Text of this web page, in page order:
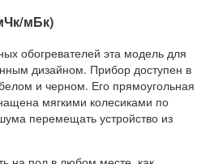
мБк)
обогревателей эта модель для
дизайном. Прибор доступен в
и черном. Его прямоугольная
мягкими колесиками по
перемещать устройство из